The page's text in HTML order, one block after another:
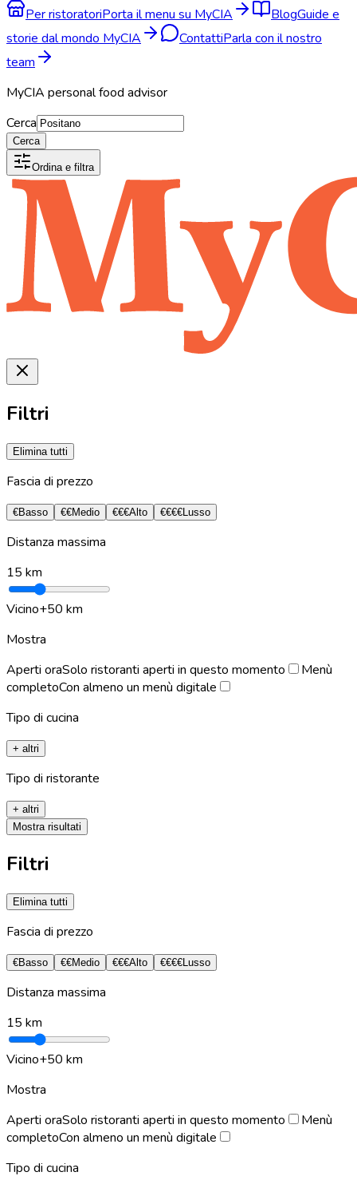
Per ristoratoriPorta il menu su MyCIA BlogGuide e
storie dal mondo MyCIA
ContattiParla con il nostro
team
MyCIA personal food advisor
Cerca
Cerca
Ordina e filtra
Filtri
Elimina tutti
Fascia di prezzo
€Basso €€Medio €€€Alto €€€€ Lusso
Distanza massima
15 km
Vicino+50 km
Mostra
Aperti oraSolo ristoranti aperti in questo momento
Menù
completoCon almeno un menù digitale
Tipo di cucina
+ altri
Tipo di ristorante
+ altri
Mostra risultati
Filtri
Elimina tutti
Fascia di prezzo
€Basso €€Medio €€€Alto €€€€Lusso
Distanza massima
15 km
Vicino+50 km
Mostra
Aperti oraSolo ristoranti aperti in questo momento
Menù
completoCon almeno un menù digitale
Tipo di cucina